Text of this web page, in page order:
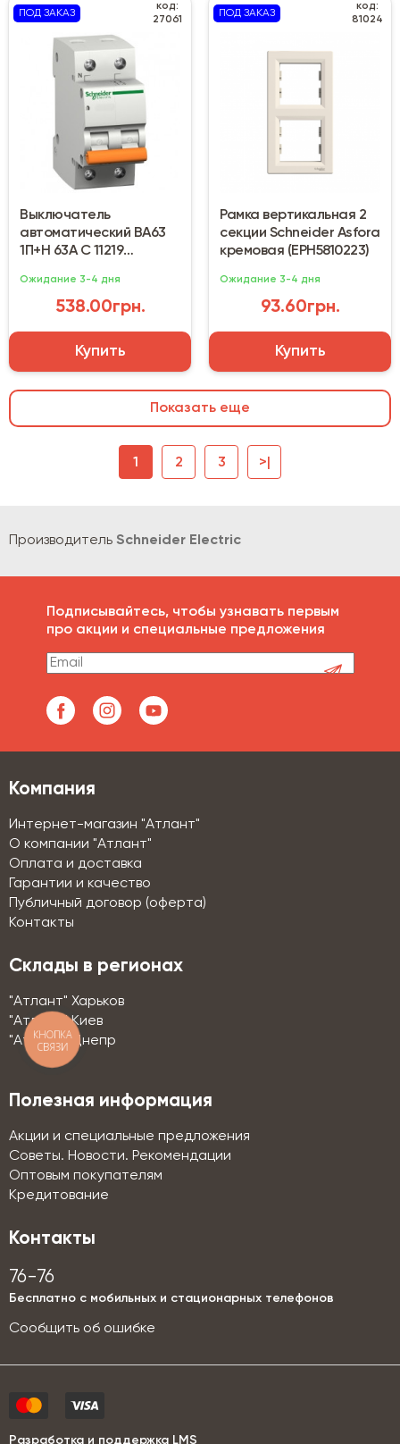
ПОД ЗАКАЗ
код:
27061
Выключатель
автоматический ВА63
1П+H 63А С 11219
Electric
Ожидание 3-4 дня
538.00грн.
Купить
ПОД ЗАКАЗ
код:
81024
Рамка вертикальная 2
секции Schneider Asfora
кремовая (EPH5810223)
Ожидание 3-4 дня
93.60грн.
Купить
Показать еще
1 2 3 >|
Производитель Schneider Electric
Подписывайтесь, чтобы узнавать первым
про акции и специальные предложения
Компания
Интернет-магазин "Атлант"
О компании "Атлант"
Оплата и доставка
Гарантии и качество
Публичный договор (оферта)
Контакты
Склады в регионах
"Атлант" Харьков
"Атлант" Киев
"Атлант" Днепр
Полезная информация
Акции и специальные предложения
Советы. Новости. Рекомендации
Оптовым покупателям
Кредитование
Контакты
76-76
Бесплатно с мобильных и стационарных телефонов
Сообщить об ошибке
Разработка и поддержка LMS
КНОПКА
СВЯЗИ